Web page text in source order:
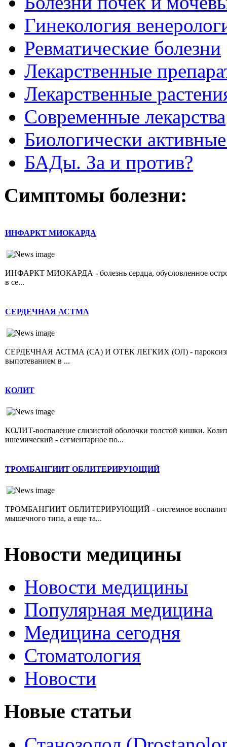
Гинекология
Ревматические болезни
Лекарственные
Лекарственные
Современные лекарства
Биологически
БАДы. За и против?
Симптомы болезни:
ИНФАРКТ МИОКАРДА
ИНФАРКТ МИОКАРДА - болезнь сердца, обусловленное острой
в се...
СЕРДЕЧНАЯ АСТМА
СЕРДЕЧНАЯ АСТМА (СА) И ОТЕК ЛЕГКИХ (ОЛ) -
выпотеванием в ...
КОЛИТ
КОЛИТ-воспаление слизистой оболочки толстой кишки.
ишемический - сегментарное по...
ТРОМБАНГИИТ ОБЛИТЕРИРУЮЩИЙ
ТРОМБАНГИИТ ОБЛИТЕРИРУЮЩИЙ - системное
мышечного типа, а еще та...
Новости медицины
Новости медицины
Популярная медицина
Медицина сегодня
Стоматология
Новости
Новые статьи